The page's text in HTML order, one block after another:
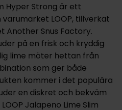
Hyper Strong är ett
LOOP, tillverkat
Another Snus Factory.
på en frisk och kryddig
lime möter hettan från
som ger både
kommer i det populära
en diskret och bekväm
Jalapeno Lime Slim